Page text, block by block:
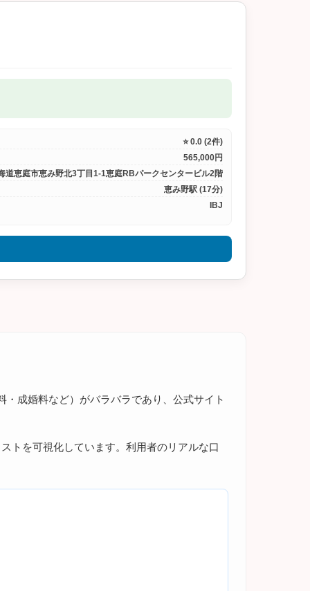
⭐ 0.0 (2件)
565,000円
道恵庭市恵み野北3丁目1-1恵庭RBパークセンタービル2階
恵み野駅 (17分)
IBJ
成婚料など）がバラバラであり、公式サイト
トを可視化しています。利用者のリアルな口